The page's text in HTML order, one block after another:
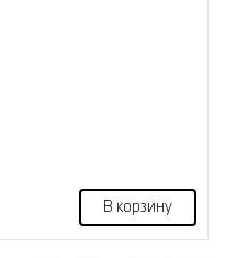
В корзину